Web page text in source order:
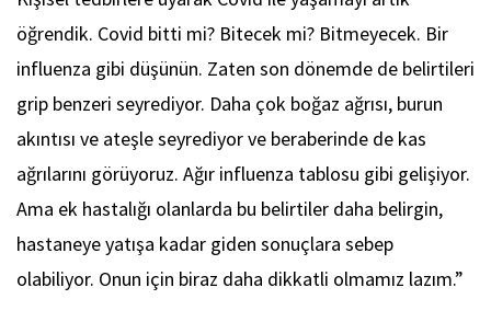
öğrendik. Covid bitti mi? Bitecek mi? Bitmeyecek. Bir
influenza gibi düşünün. Zaten son dönemde de belirtileri
grip benzeri seyrediyor. Daha çok boğaz ağrısı, burun
akıntısı ve ateşle seyrediyor ve beraberinde de kas
ağrılarını görüyoruz. Ağır influenza tablosu gibi gelişiyor.
Ama ek hastalığı olanlarda bu belirtiler daha belirgin,
hastaneye yatışa kadar giden sonuçlara sebep
olabiliyor. Onun için biraz daha dikkatli olmamız lazım.”